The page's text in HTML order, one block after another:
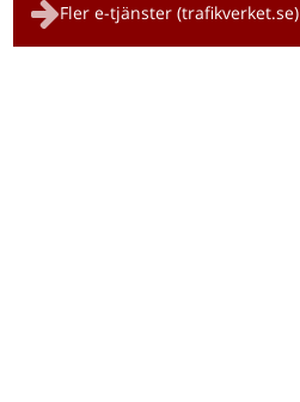
Fler e-tjänster (trafikverket.se)